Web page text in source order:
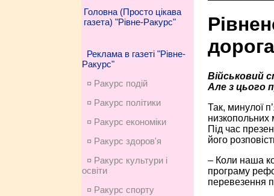
Головна (Просто цікава
газета) "Рівне-Ракурс"
Реклама в газеті "Рівне-
Ракурс"
¤ Ракурс подій
¤ Ракурс політики
¤ Ракурс економiки
¤ Ракурс здоров'я
¤ Ракурс культури і
освіти
¤ Ракурс спорту
Військовий
Але з цього
Так, минулої
низкопольних
Під час
його
– Коли наша
програму
перевезення